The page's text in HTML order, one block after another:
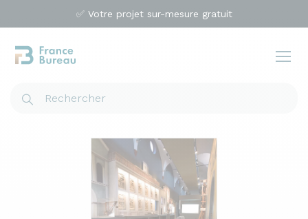
✅ Votre projet sur-mesure gratuit